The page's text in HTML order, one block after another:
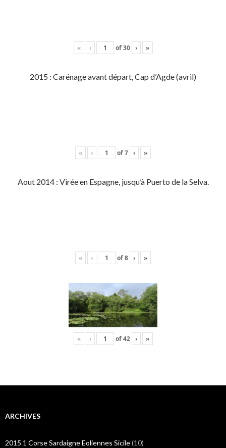
« ‹ of30 › »
2015 : Carénage avant départ, Cap d’Agde (avril)
« ‹ of7 › »
Aout 2014 : Virée en Espagne, jusqu’à Puerto de la Selva.
« ‹ of8 › »
« ‹ of42 › »
ARCHIVES
2015 1 Corse Sardaigne Eoliennes Sicile(10)